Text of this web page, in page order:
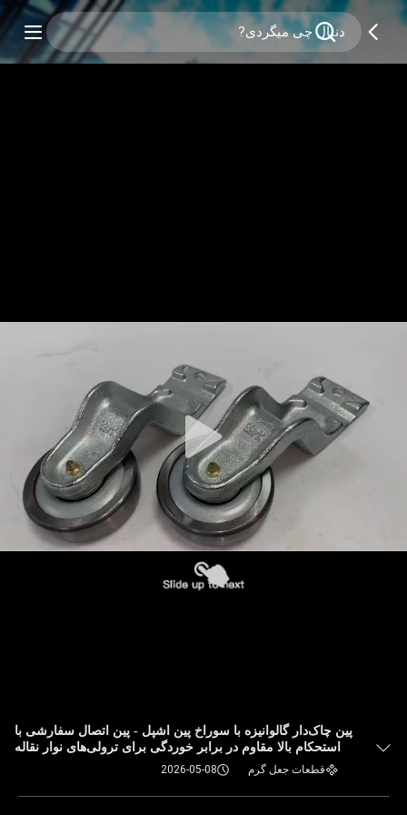
پین چاک‌دار گالوانیزه با سوراخ پین اشپل - پین اتصال سفارشی با
استحکام بالا مقاوم در برابر خوردگی برای ترولی‌های نوار نقاله
قطعات جعل گرم 2026-05-08